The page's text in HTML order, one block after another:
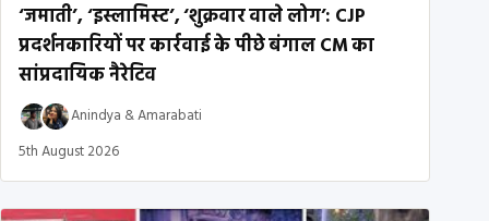
‘जमाती’, ‘इस्लामिस्ट’, ‘शुक्रवार वाले लोग’: CJP
प्रदर्शनकारियों पर कार्रवाई के पीछे बंगाल CM का
सांप्रदायिक नैरेटिव
Anindya &Amarabati
5th August 2026